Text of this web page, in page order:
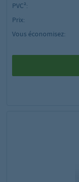
PVC²:
Prix:
Vous économisez: